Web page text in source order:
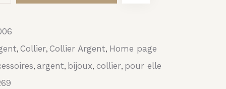
,Collier,Collier Argent, Home page
,argent, bijoux, collier, pour elle